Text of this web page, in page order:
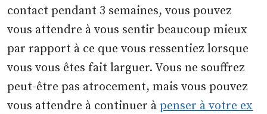
contact pendant 3 semaines, vous pouvez
vous attendre à vous sentir beaucoup mieux
par rapport à ce que vous ressentiez lorsque
vous vous êtes fait larguer. Vous ne souffrez
peut-être pas atrocement, mais vous pouvez
vous attendre à continuer àpenser à votre ex